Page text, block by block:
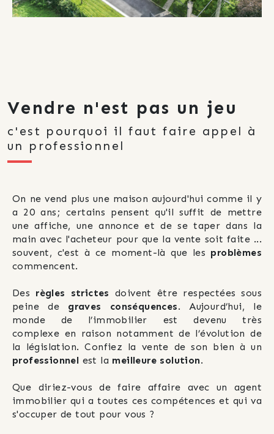
Vendre n'est pas un jeu
c'est pourquoi il faut faire appel à
un professionnel
On ne vend plus une maison aujourd'hui comme il y
a 20 ans; certains pensent qu'il suffit de mettre
une affiche, une annonce et de se taper dans la
main avec l'acheteur pour que la vente soit faite ...
souvent, c'est à ce moment-là que les problèmes
commencent.
Des règles strictes doivent être respectées sous
peine de graves conséquences. Aujourd’hui, le
monde de l’immobilier est devenu très
complexe en raison notamment de l’évolution de
professionnel est la meilleure solution.
Que diriez-vous de faire affaire avec un agent
immobilier qui a toutes ces compétences et qui va
s'occuper de tout pour vous ?